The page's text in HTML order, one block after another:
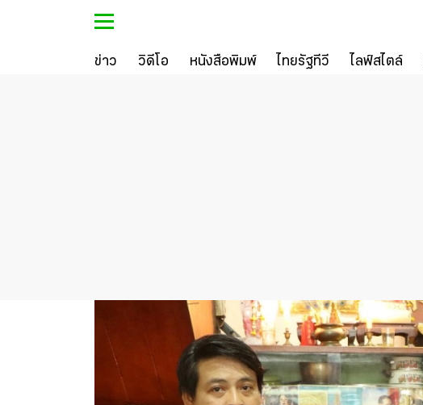
ข่าว วิดีโอ หนังสือพิมพ์ ไทยรัฐทีวี ไลฟ์สไตล์